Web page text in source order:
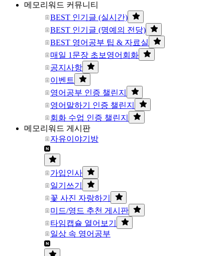
메모리워드 커뮤니티
BEST 인기글 (실시간)
BEST 인기글 (명예의 전당)
BEST 영어공부 팁 & 자료실
매일 1문장 초보영어회화
공지사항
이벤트
영어공부 인증 챌린지
영어말하기 인증 챌린지
회화 수업 인증 챌린지
메모리워드 게시판
자유이야기방
가입인사
일기쓰기
꽃 사진 자랑하기
미드/영드 추천 게시판
타임캡슐 열어보기
일상 속 영어공부